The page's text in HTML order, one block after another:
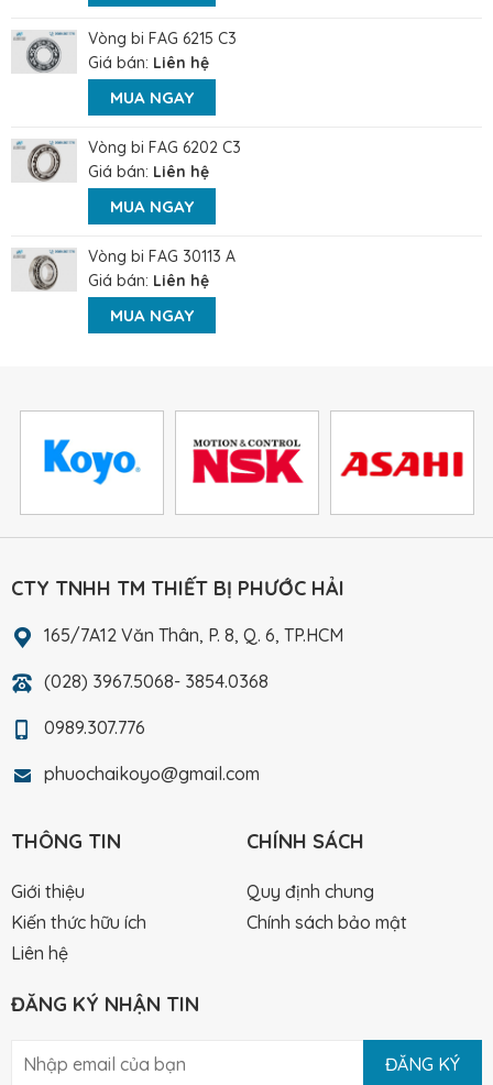
Vòng bi FAG 6215 C3
Giá bán: Liên hệ
MUA NGAY
Vòng bi FAG 6202 C3
Giá bán: Liên hệ
MUA NGAY
Vòng bi FAG 30113 A
Giá bán: Liên hệ
MUA NGAY
CTY TNHH TM THIẾT BỊ PHƯỚC HẢI
165/7A12 Văn Thân, P. 8, Q. 6, TP.HCM
(028) 3967.5068- 3854.0368
0989.307.776
phuochaikoyo@gmail.com
THÔNG TIN
Giới thiệu
Kiến thức hữu ích
Liên hệ
CHÍNH SÁCH
Quy định chung
Chính sách bảo mật
ĐĂNG KÝ NHẬN TIN
ĐĂNG KÝ